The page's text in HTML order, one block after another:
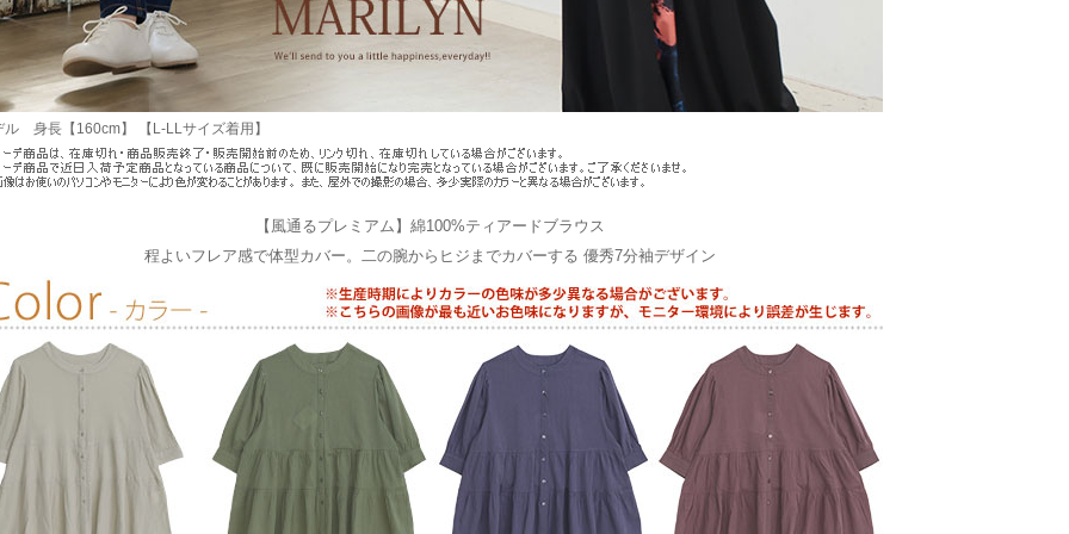
ル 身長【160cm】 【L-LLサイズ着用】
【風通るプレミアム】綿100%ティアードブラウス
程よいフレア感で体型カバー。二の腕からヒジまでカバーする 優秀7分袖デザイン